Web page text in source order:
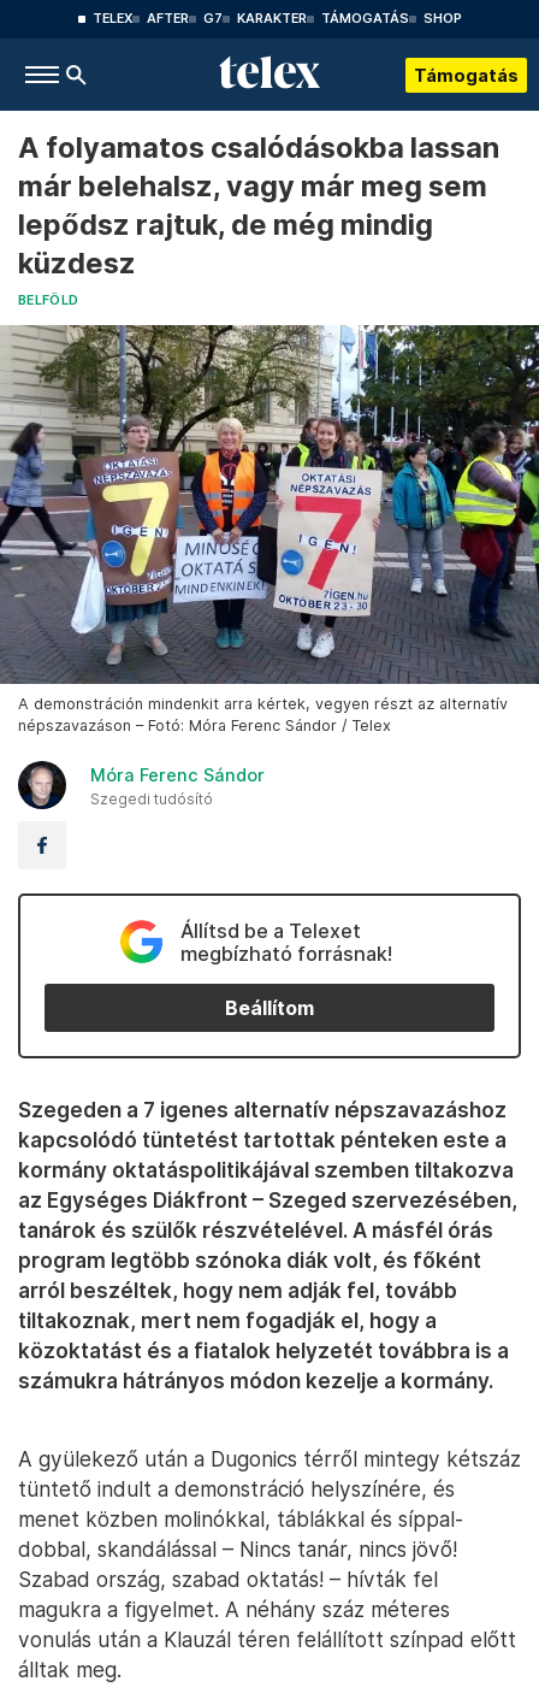
TELEX AFTER G7 KARAKTER TÁMOGATÁS SHOP
Támogatás
A folyamatos csalódásokba lassan
már belehalsz, vagy már meg sem
lepődsz rajtuk, de még mindig
küzdesz
BELFÖLD
A demonstráción mindenkit arra kértek, vegyen részt az alternatív
népszavazáson – Fotó: Móra Ferenc Sándor / Telex
Móra Ferenc Sándor
Szegedi tudósító
Állítsd be a Telexet
megbízható forrásnak!
Beállítom
Szegeden a 7 igenes alternatív népszavazáshoz
kapcsolódó tüntetést tartottak pénteken este a
kormány oktatáspolitikájával szemben tiltakozva
az Egységes Diákfront – Szeged szervezésében,
tanárok és szülők részvételével. A másfél órás
program legtöbb szónoka diák volt, és főként
arról beszéltek, hogy nem adják fel, tovább
tiltakoznak, mert nem fogadják el, hogy a
közoktatást és a fiatalok helyzetét továbbra is a
számukra hátrányos módon kezelje a kormány.
A gyülekező után a Dugonics térről mintegy kétszáz
tüntető indult a demonstráció helyszínére, és
menet közben molinókkal, táblákkal és síppal-
dobbal, skandálással – Nincs tanár, nincs jövő!
Szabad ország, szabad oktatás! – hívták fel
magukra a figyelmet. A néhány száz méteres
vonulás után a Klauzál téren felállított színpad előtt
álltak meg.